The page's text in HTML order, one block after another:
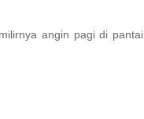
angin pagi di pantai